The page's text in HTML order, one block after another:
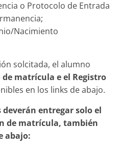
o Protocolo de Entrada
Nacimiento
solcitada, el alumno
de matrícula e el Registro
en los links de abajo.
entregar solo el
de matrícula, también
abajo: